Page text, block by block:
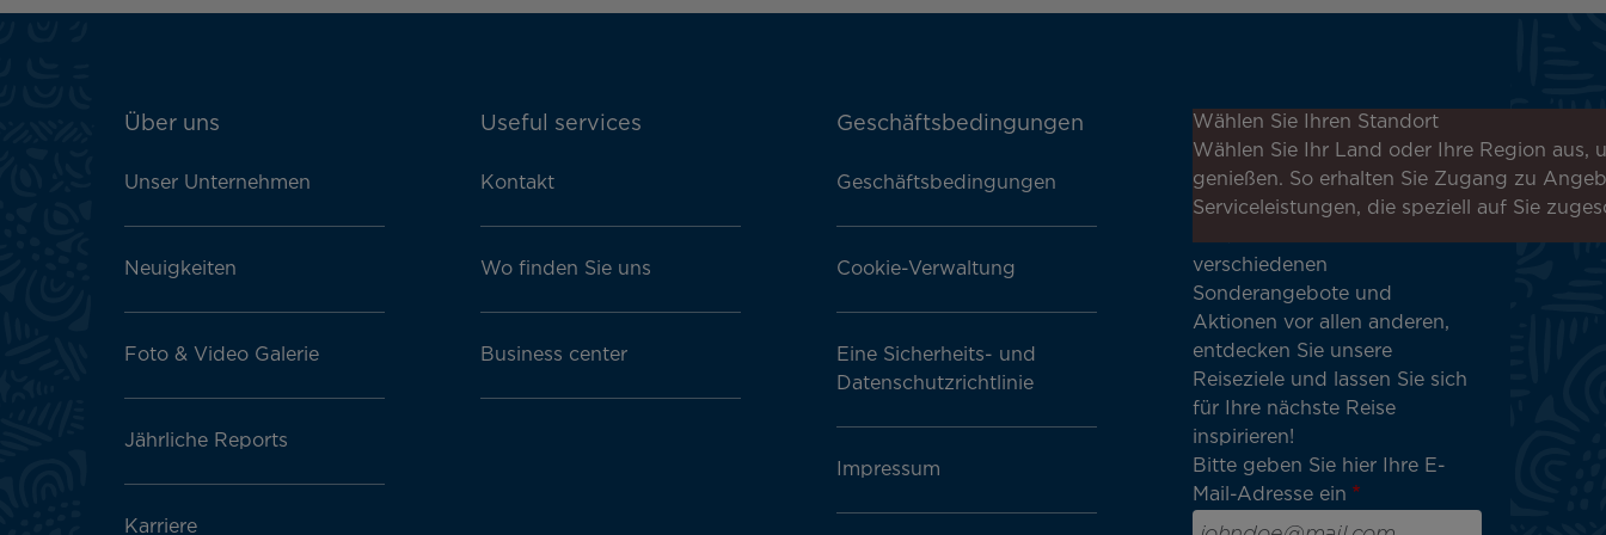
ATN:
menu
Über uns
Unser Unternehmen
Neuigkeiten
Foto & Video Galerie
Jährliche Reports
Karriere
Useful services
Kontakt
Wo finden Sie uns
Business center
Geschäftsbedingungen
Geschäftsbedingungen
Cookie-Verwaltung
Eine Sicherheits- und
Datenschutzrichtlinie
Impressum
Melden Sie sich für unseren
Newsletter an, um die
neuesten Nachrichten zu
erhalten!
verschiedenen
Sonderangebote und
Aktionen vor allen anderen,
entdecken Sie unsere
Reiseziele und lassen Sie sich
für Ihre nächste Reise
inspirieren!
Bitte geben Sie hier Ihre E-
Mail-Adresse ein
Wählen Sie Ihren Standort
Wählen Sie Ihr Land oder Ihre Region aus,
genießen. So erhalten Sie Zugang zu
Serviceleistungen, die speziell auf Sie